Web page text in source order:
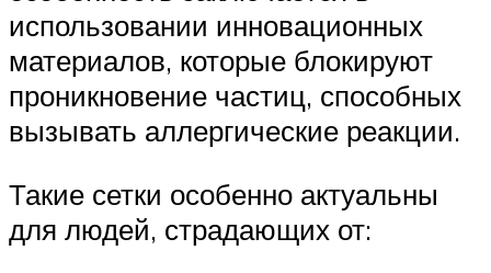
использовании инновационных
материалов, которые блокируют
проникновение частиц, способных
вызывать аллергические реакции.
Такие сетки особенно актуальны
для людей, страдающих от: